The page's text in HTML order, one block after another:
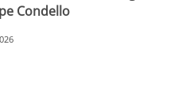
Condello